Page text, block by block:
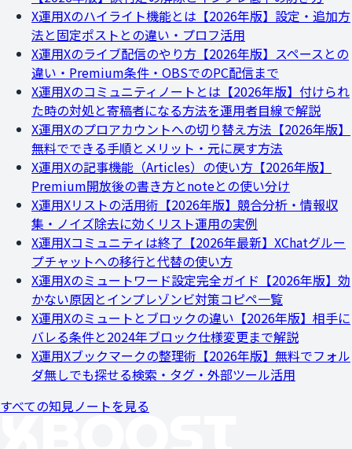
X運用Xのハイライト機能とは【2026年版】設定・追加方
法と固定ポストとの違い・プロフ活用
X運用Xのライブ配信のやり方【2026年版】スペースとの
違い・Premium条件・OBSでのPC配信まで
X運用Xのコミュニティノートとは【2026年版】付けられ
た時の対処と寄稿者になる方法を運用者目線で解説
X運用Xのプロアカウントへの切り替え方法【2026年版】
無料でできる手順とメリット・元に戻す方法
X運用Xの記事機能（Articles）の使い方【2026年版】
Premium開放後の書き方とnoteとの使い分け
X運用Xリストの活用術【2026年版】競合分析・情報収
集・ノイズ除去に効くリスト運用の実例
X運用Xコミュニティは終了【2026年最新】XChatグルー
プチャットへの移行と代替の使い方
X運用Xのミュートワード設定完全ガイド【2026年版】効
かない原因とインプレゾンビ対策コピペ一覧
X運用Xのミュートとブロックの違い【2026年版】相手に
バレる条件と2024年ブロック仕様変更まで解説
X運用Xブックマークの整理術【2026年版】無料でフォル
ダ無しでも探せる検索・タグ・外部ツール活用
すべての知見ノートを見る